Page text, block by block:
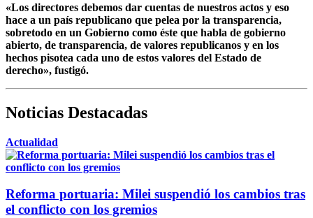
«Los directores debemos dar cuentas de nuestros actos y eso
hace a un país republicano que pelea por la transparencia,
sobretodo en un Gobierno como éste que habla de gobierno
abierto, de transparencia, de valores republicanos y en los
hechos pisotea cada uno de estos valores del Estado de
derecho», fustigó.
Noticias Destacadas
Actualidad
Reforma portuaria: Milei suspendió los cambios tras
el conflicto con los gremios